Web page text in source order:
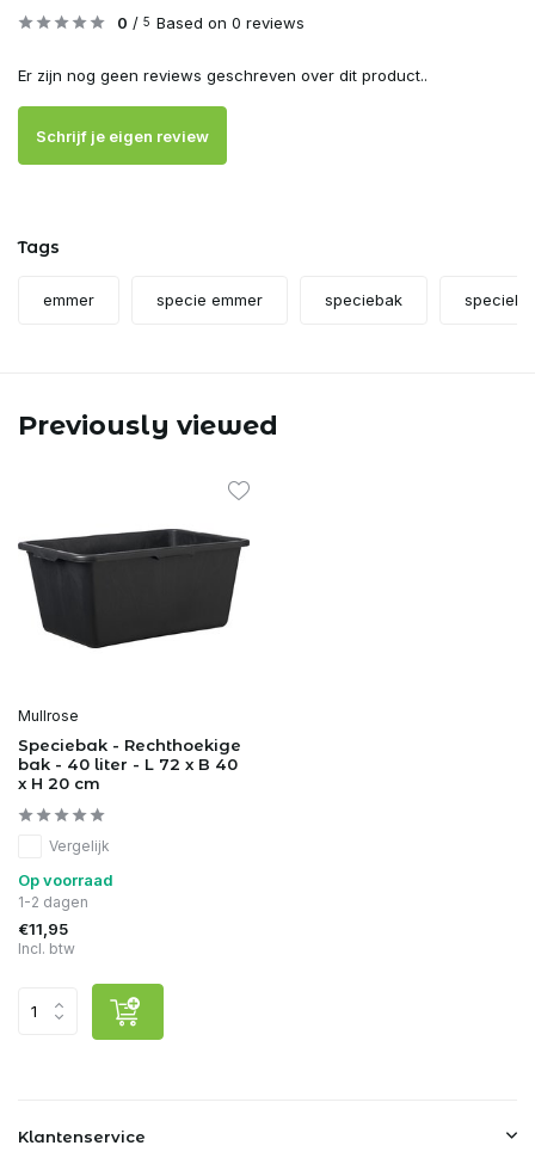
0 / 5 Based on 0 reviews
Er zijn nog geen reviews geschreven over dit product..
Schrijf je eigen review
Tags
emmer specie emmer speciebak
Previously viewed
Mullrose
Speciebak - Rechthoekige
bak - 40 liter - L 72 x B 40
x H 20 cm
Vergelijk
Op voorraad
1-2 dagen
€11,95
Incl. btw
Klantenservice